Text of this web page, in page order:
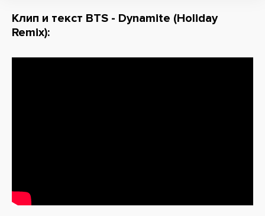
Клип и текст BTS - Dynamite (Holiday
Remix):